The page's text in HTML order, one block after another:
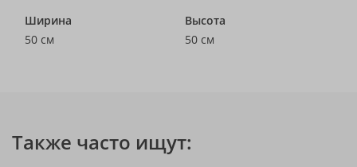
Ширина
50 см
Высота
50 см
Также часто ищут: